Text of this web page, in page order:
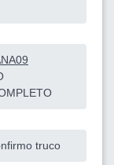
truco